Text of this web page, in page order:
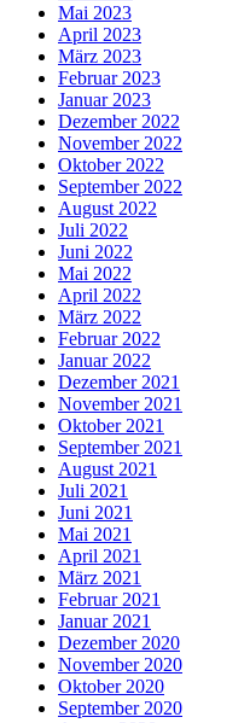
Mai 2023
April 2023
März 2023
Februar 2023
Januar 2023
Dezember 2022
November 2022
Oktober 2022
September 2022
August 2022
Juli 2022
Juni 2022
Mai 2022
April 2022
März 2022
Februar 2022
Januar 2022
Dezember 2021
November 2021
Oktober 2021
September 2021
August 2021
Juli 2021
Juni 2021
Mai 2021
April 2021
März 2021
Februar 2021
Januar 2021
Dezember 2020
November 2020
Oktober 2020
September 2020